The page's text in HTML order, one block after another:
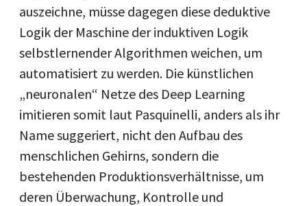
auszeichne, müsse dagegen diese deduktive
Logik der Maschine der induktiven Logik
selbstlernender Algorithmen weichen, um
automatisiert zu werden. Die künstlichen
„neuronalen“ Netze des Deep Learning
imitieren somit laut Pasquinelli, anders als ihr
Name suggeriert, nicht den Aufbau des
menschlichen Gehirns, sondern die
bestehenden Produktionsverhältnisse, um
deren Überwachung, Kontrolle und